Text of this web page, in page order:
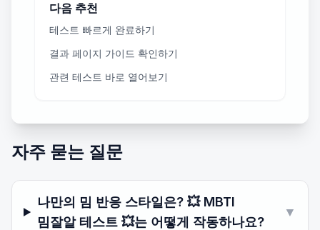
다음 추천
테스트 빠르게 완료하기
결과 페이지 가이드 확인하기
관련 테스트 바로 열어보기
자주 묻는 질문
나만의 밈 반응 스타일은? 💥 MBTI
밈잘알 테스트 💥는 어떻게 작동하나요?
▼